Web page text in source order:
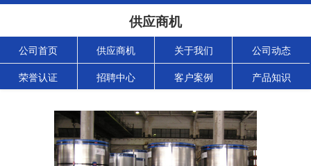
供应商机
公司首页 供应商机 关于我们 公司动态
荣誉认证 招聘中心 客户案例 产品知识